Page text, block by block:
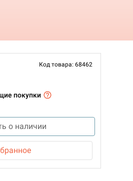
Код товара: 68462
покупки
о наличии